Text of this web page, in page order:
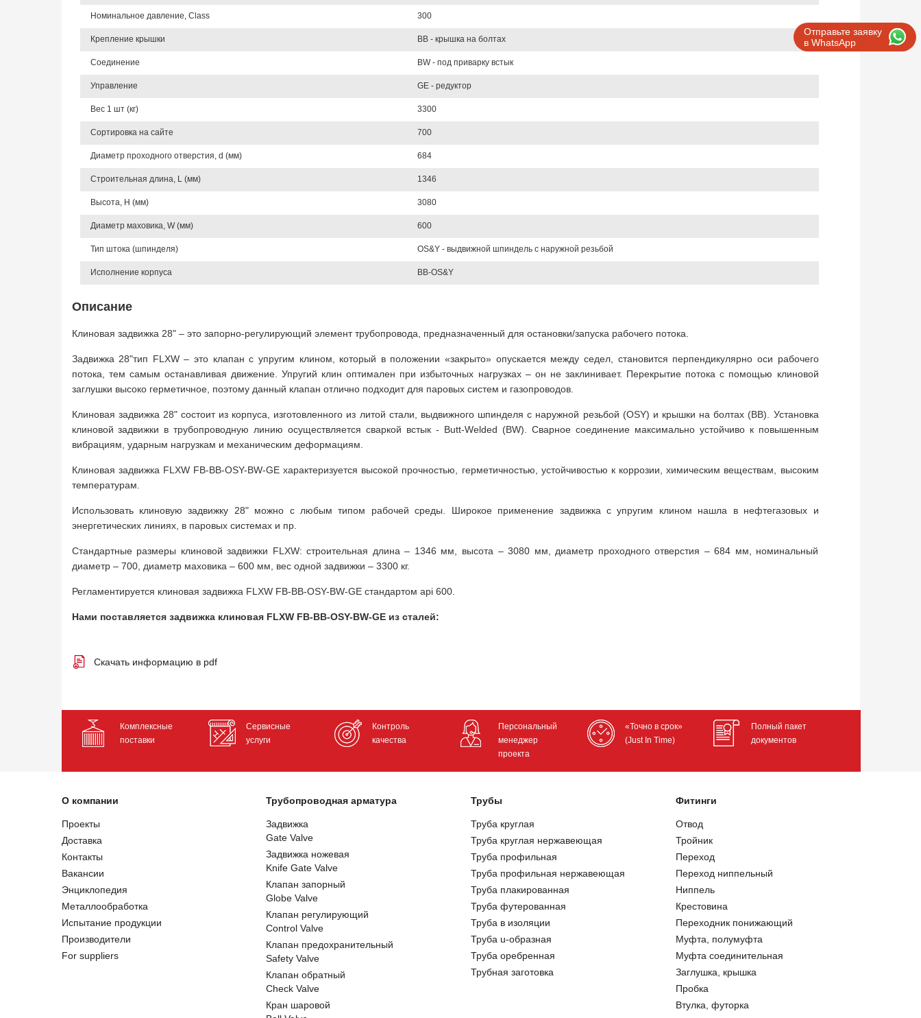
Отправьте заявку
в WhatsApp
Номинальное давление, Class 300
Крепление крышки BB - крышка на болтах
Соединение BW - под приварку встык
Управление GE - редуктор
Вес 1 шт (кг) 3300
Сортировка на сайте 700
Диаметр проходного отверстия, d (мм) 684
Строительная длина, L (мм) 1346
Высота, Н (мм) 3080
Диаметр маховика, W (мм) 600
Тип штока (шпинделя) OS&Y - выдвижной шпиндель с наружной резьбой
Исполнение корпуса BB-OS&Y
Описание
Клиновая задвижка 28" – это запорно-регулирующий элемент трубопровода, предназначенный для остановки/запуска рабочего потока.
Задвижка 28"тип FLXW – это клапан с упругим клином, который в положении «закрыто» опускается между седел, становится перпендикулярно оси рабочего
потока, тем самым останавливая движение. Упругий клин оптимален при избыточных нагрузках – он не заклинивает. Перекрытие потока с помощью клиновой
заглушки высоко герметичное, поэтому данный клапан отлично подходит для паровых систем и газопроводов.
Клиновая задвижка 28" состоит из корпуса, изготовленного из литой стали, выдвижного шпинделя с наружной резьбой (OSY) и крышки на болтах (BB). Установка
клиновой задвижки в трубопроводную линию осуществляется сваркой встык - Butt-Welded (BW). Сварное соединение максимально устойчиво к повышенным
вибрациям, ударным нагрузкам и механическим деформациям.
Клиновая задвижка FLXW FB-BB-OSY-BW-GE характеризуется высокой прочностью, герметичностью, устойчивостью к коррозии, химическим веществам, высоким
температурам.
Использовать клиновую задвижку 28" можно с любым типом рабочей среды. Широкое применение задвижка с упругим клином нашла в нефтегазовых и
энергетических линиях, в паровых системах и пр.
Стандартные размеры клиновой задвижки FLXW: строительная длина – 1346 мм, высота – 3080 мм, диаметр проходного отверстия – 684 мм, номинальный
диаметр – 700, диаметр маховика – 600 мм, вес одной задвижки – 3300 кг.
Регламентируется клиновая задвижка FLXW FB-BB-OSY-BW-GE стандартом api 600.
Нами поставляется задвижка клиновая FLXW FB-BB-OSY-BW-GE из сталей:
Скачать информацию в pdf
Комплексные
поставки
Сервисные
услуги
Контроль
качества
Персональный
менеджер
проекта
«Точно в срок»
(Just In Time)
Полный пакет
документов
О компании
Проекты
Доставка
Контакты
Вакансии
Энциклопедия
Металлообработка
Испытание продукции
Производители
For suppliers
Трубопроводная арматура
Задвижка
Gate Valve
Задвижка ножевая
Knife Gate Valve
Клапан запорный
Globe Valve
Клапан регулирующий
Control Valve
Клапан предохранительный
Safety Valve
Клапан обратный
Check Valve
Кран шаровой
Трубы
Труба круглая
Труба круглая нержавеющая
Труба профильная
Труба профильная нержавеющая
Труба плакированная
Труба футерованная
Труба в изоляции
Труба u-образная
Труба оребренная
Трубная заготовка
Фитинги
Отвод
Тройник
Переход
Переход ниппельный
Ниппель
Крестовина
Переходник понижающий
Муфта, полумуфта
Муфта соединительная
Заглушка, крышка
Пробка
Втулка, футорка